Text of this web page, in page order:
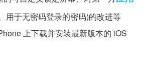
用于无密码登录的密码)的改进等
上下载并安装最新版本的 iOS